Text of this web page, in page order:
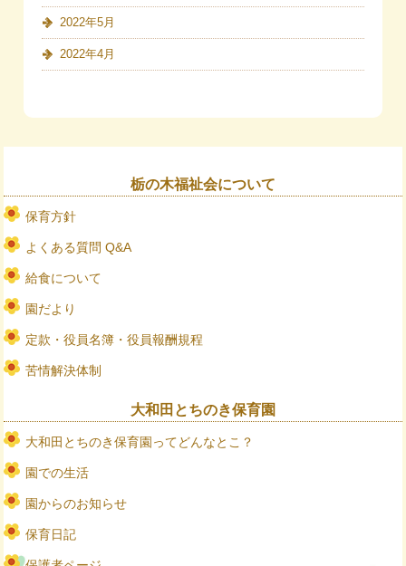
2022年5月
2022年4月
栃の木福祉会について
保育方針
よくある質問 Q&A
給食について
園だより
定款・役員名簿・役員報酬規程
苦情解決体制
大和田とちのき保育園
大和田とちのき保育園ってどんなとこ？
園での生活
園からのお知らせ
保育日記